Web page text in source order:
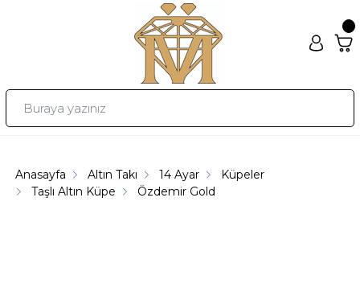
Anasayfa Altın Takı 14 Ayar
Küpeler
Taşlı Altın Küpe
Özdemir Gold